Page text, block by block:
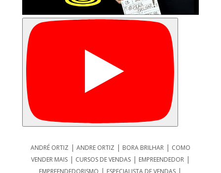
ANDRÉ ORTIZ | ANDRE ORTIZ | BORA BRILHAR| COMO
VENDER MAIS| CURSOS DE VENDAS| EMPREENDEDOR|
| |